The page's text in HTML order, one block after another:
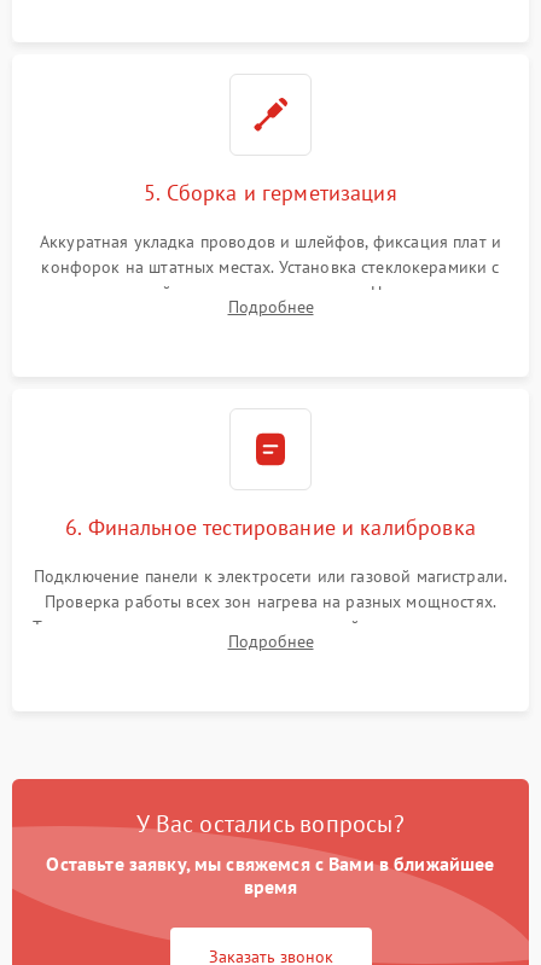
5. Сборка и герметизация
Аккуратная укладка проводов и шлейфов, фиксация плат и
конфорок на штатных местах. Установка стеклокерамики с
проверкой равномерности зазоров. Нанесение
термостойкого герметика или укладка уплотнительной
Подробнее
6. Финальное тестирование и калибровка
Подключение панели к электросети или газовой магистрали.
Проверка работы всех зон нагрева на разных мощностях.
Тестирование сенсорного управления, таймера, индикаторов
остаточного тепла и систем защиты от перегрева.
Подробнее
У Вас остались вопросы?
Оставьте заявку, мы свяжемся с Вами в ближайшее
время
Заказать звонок